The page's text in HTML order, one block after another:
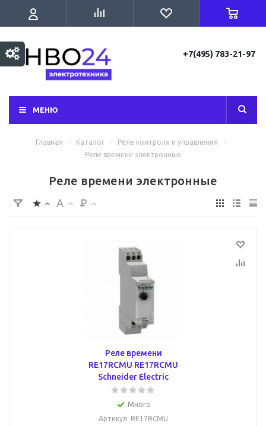
+7(495) 783-21-97
МЕНЮ
Главная - Каталог - Реле контроля и управления
-
Реле времени электронные
Реле времени электронные
Реле времени
RE17RCMU RE17RCMU
Schneider Electric
Много
Артикул: RE17RCMU